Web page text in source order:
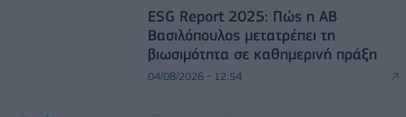
ESG Report 2025: Πώς η ΑΒ
Βασιλόπουλος μετατρέπει τη
βιωσιμότητα σε καθημερινή πράξη
04/08/2026 - 12:54